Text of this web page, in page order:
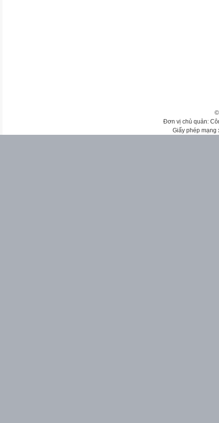
Đơn vị chủ quản:
Giấy phép mạng